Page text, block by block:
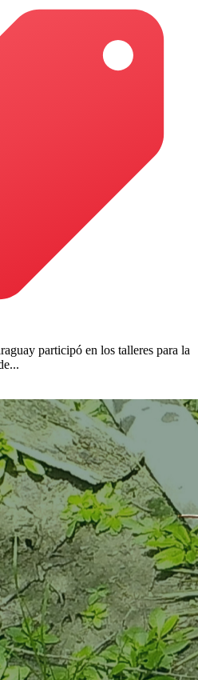
participó en los talleres para la